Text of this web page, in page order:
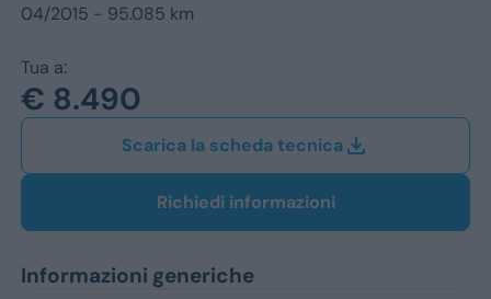
04/2015 - 95.085 km
Tua a:
€ 8.490
Scarica la scheda tecnica
Richiedi informazioni
Informazioni generiche